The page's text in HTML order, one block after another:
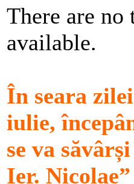
There are no
available.
În seara
iulie,
se va
Ier.